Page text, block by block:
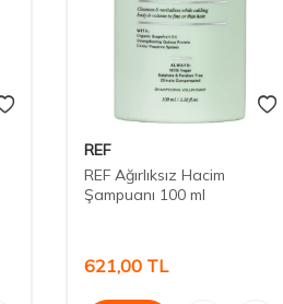
REF
REF Ağırlıksız Hacim
Şampuanı 100 ml
621,00 TL